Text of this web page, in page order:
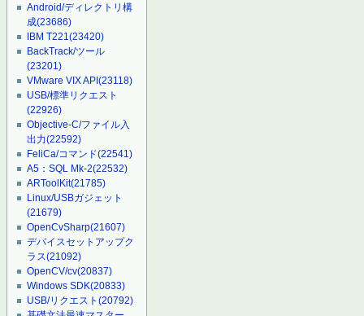
Android/ディレクトリ構
成(23686)
IBM T221(23420)
BackTrack/ツール
(23201)
VMware VIX API(23118)
USB/標準リクエスト
(22926)
Objective-C/ファイル入
出力(22592)
FeliCa/コマンド(22541)
A5：SQL Mk-2(22532)
ARToolKit(21785)
Linux/USBガジェット
(21679)
OpenCvSharp(21607)
デバイスセットアップク
ラス(21092)
OpenCV/cv(20837)
Windows SDK(20833)
USB/リクエスト(20792)